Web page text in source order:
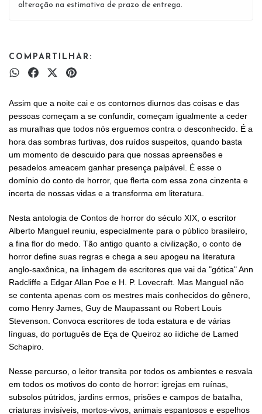
alteração na estimativa de prazo de entrega.
COMPARTILHAR:
Assim que a noite cai e os contornos diurnos das coisas e das
pessoas começam a se confundir, começam igualmente a ceder
as muralhas que todos nós erguemos contra o desconhecido. É a
hora das sombras furtivas, dos ruídos suspeitos, quando basta
um momento de descuido para que nossas apreensões e
pesadelos ameacem ganhar presença palpável. É esse o
domínio do conto de horror, que flerta com essa zona cinzenta e
incerta de nossas vidas e a transforma em literatura.
Nesta antologia de Contos de horror do século XIX, o escritor
Alberto Manguel reuniu, especialmente para o público brasileiro,
a fina flor do medo. Tão antigo quanto a civilização, o conto de
horror define suas regras e chega a seu apogeu na literatura
anglo-saxônica, na linhagem de escritores que vai da "gótica" Ann
Radcliffe a Edgar Allan Poe e H. P. Lovecraft. Mas Manguel não
se contenta apenas com os mestres mais conhecidos do gênero,
como Henry James, Guy de Maupassant ou Robert Louis
Stevenson. Convoca escritores de toda estatura e de várias
línguas, do português de Eça de Queiroz ao íidiche de Lamed
Schapiro.
Nesse percurso, o leitor transita por todos os ambientes e resvala
em todos os motivos do conto de horror: igrejas em ruínas,
subsolos pútridos, jardins ermos, prisões e campos de batalha,
criaturas invisíveis, mortos-vivos, animais espantosos e espelhos